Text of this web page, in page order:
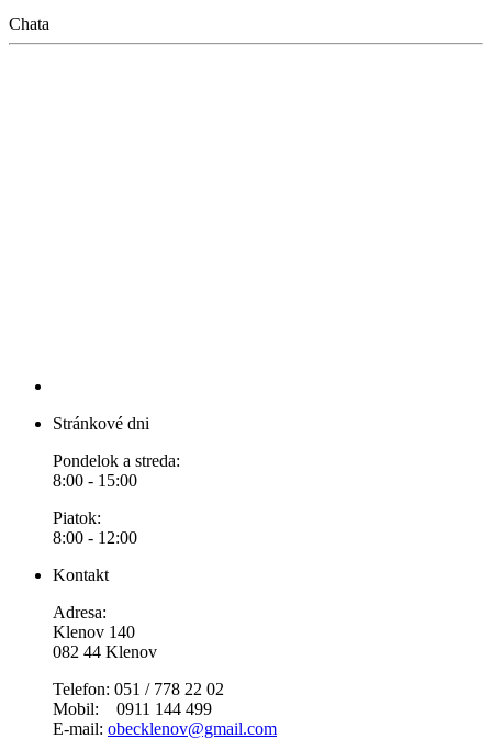
Chata
Stránkové dni
Pondelok a streda:
8:00 - 15:00
Piatok:
8:00 - 12:00
Kontakt
Adresa:
Klenov 140
082 44 Klenov
Telefon: 051 / 778 22 02
Mobil: 0911 144 499
E-mail: obecklenov@gmail.com